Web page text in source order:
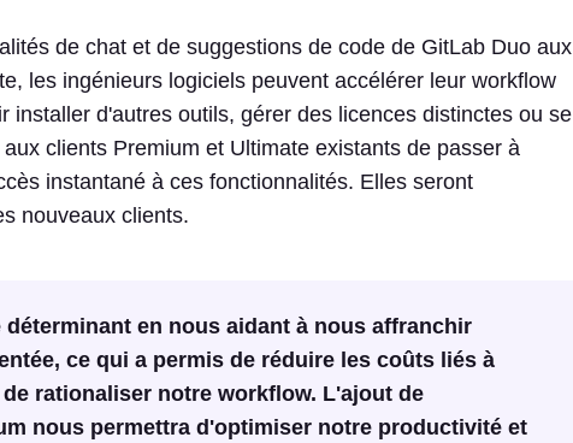
de chat et de suggestions de code de GitLab Duo aux
les ingénieurs logiciels peuvent accélérer leur workflow
installer d'autres outils, gérer des licences distinctes ou se
clients Premium et Ultimate existants de passer à
instantané à ces fonctionnalités. Elles seront
nouveaux clients.
en nous aidant à nous affranchir
ce qui a permis de réduire les coûts liés à
rationaliser notre workflow. L'ajout de
nous permettra d'optimiser notre productivité et